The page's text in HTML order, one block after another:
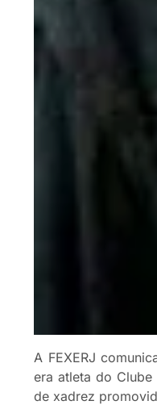
A FEXERJ
era atleta do Clube
de xadrez